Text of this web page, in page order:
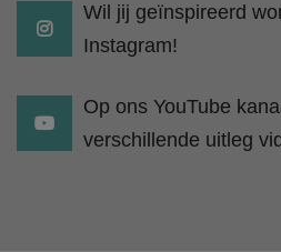
Wil jij geïnspireerd
Instagram!
Op ons YouTube
verschillende uitleg